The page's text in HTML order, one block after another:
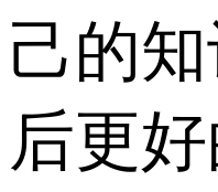
己的
后更